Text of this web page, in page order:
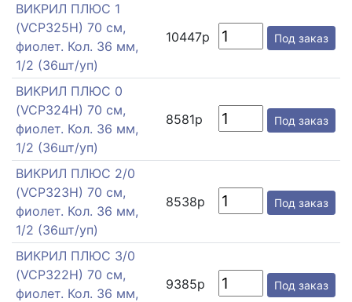
ВИКРИЛ ПЛЮС 1
(VCP325H) 70 см,
фиолет. Кол. 36 мм,
1/2 (36шт/уп)
10447р Под заказ
ВИКРИЛ ПЛЮС 0
(VCP324H) 70 см,
фиолет. Кол. 36 мм,
1/2 (36шт/уп)
8581р Под заказ
ВИКРИЛ ПЛЮС 2/0
(VCP323H) 70 см,
фиолет. Кол. 36 мм,
1/2 (36шт/уп)
8538р Под заказ
ВИКРИЛ ПЛЮС 3/0
(VCP322H) 70 см,
фиолет. Кол. 36 мм,
9385р Под заказ